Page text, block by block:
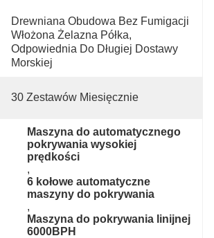
Drewniana Obudowa Bez Fumigacji
Włożona Żelazna Półka,
Odpowiednia Do Długiej Dostawy
Morskiej
30 Zestawów Miesięcznie
Maszyna do automatycznego
pokrywania wysokiej
prędkości
,
6 kołowe automatyczne
maszyny do pokrywania
,
Maszyna do pokrywania linijnej
6000BPH